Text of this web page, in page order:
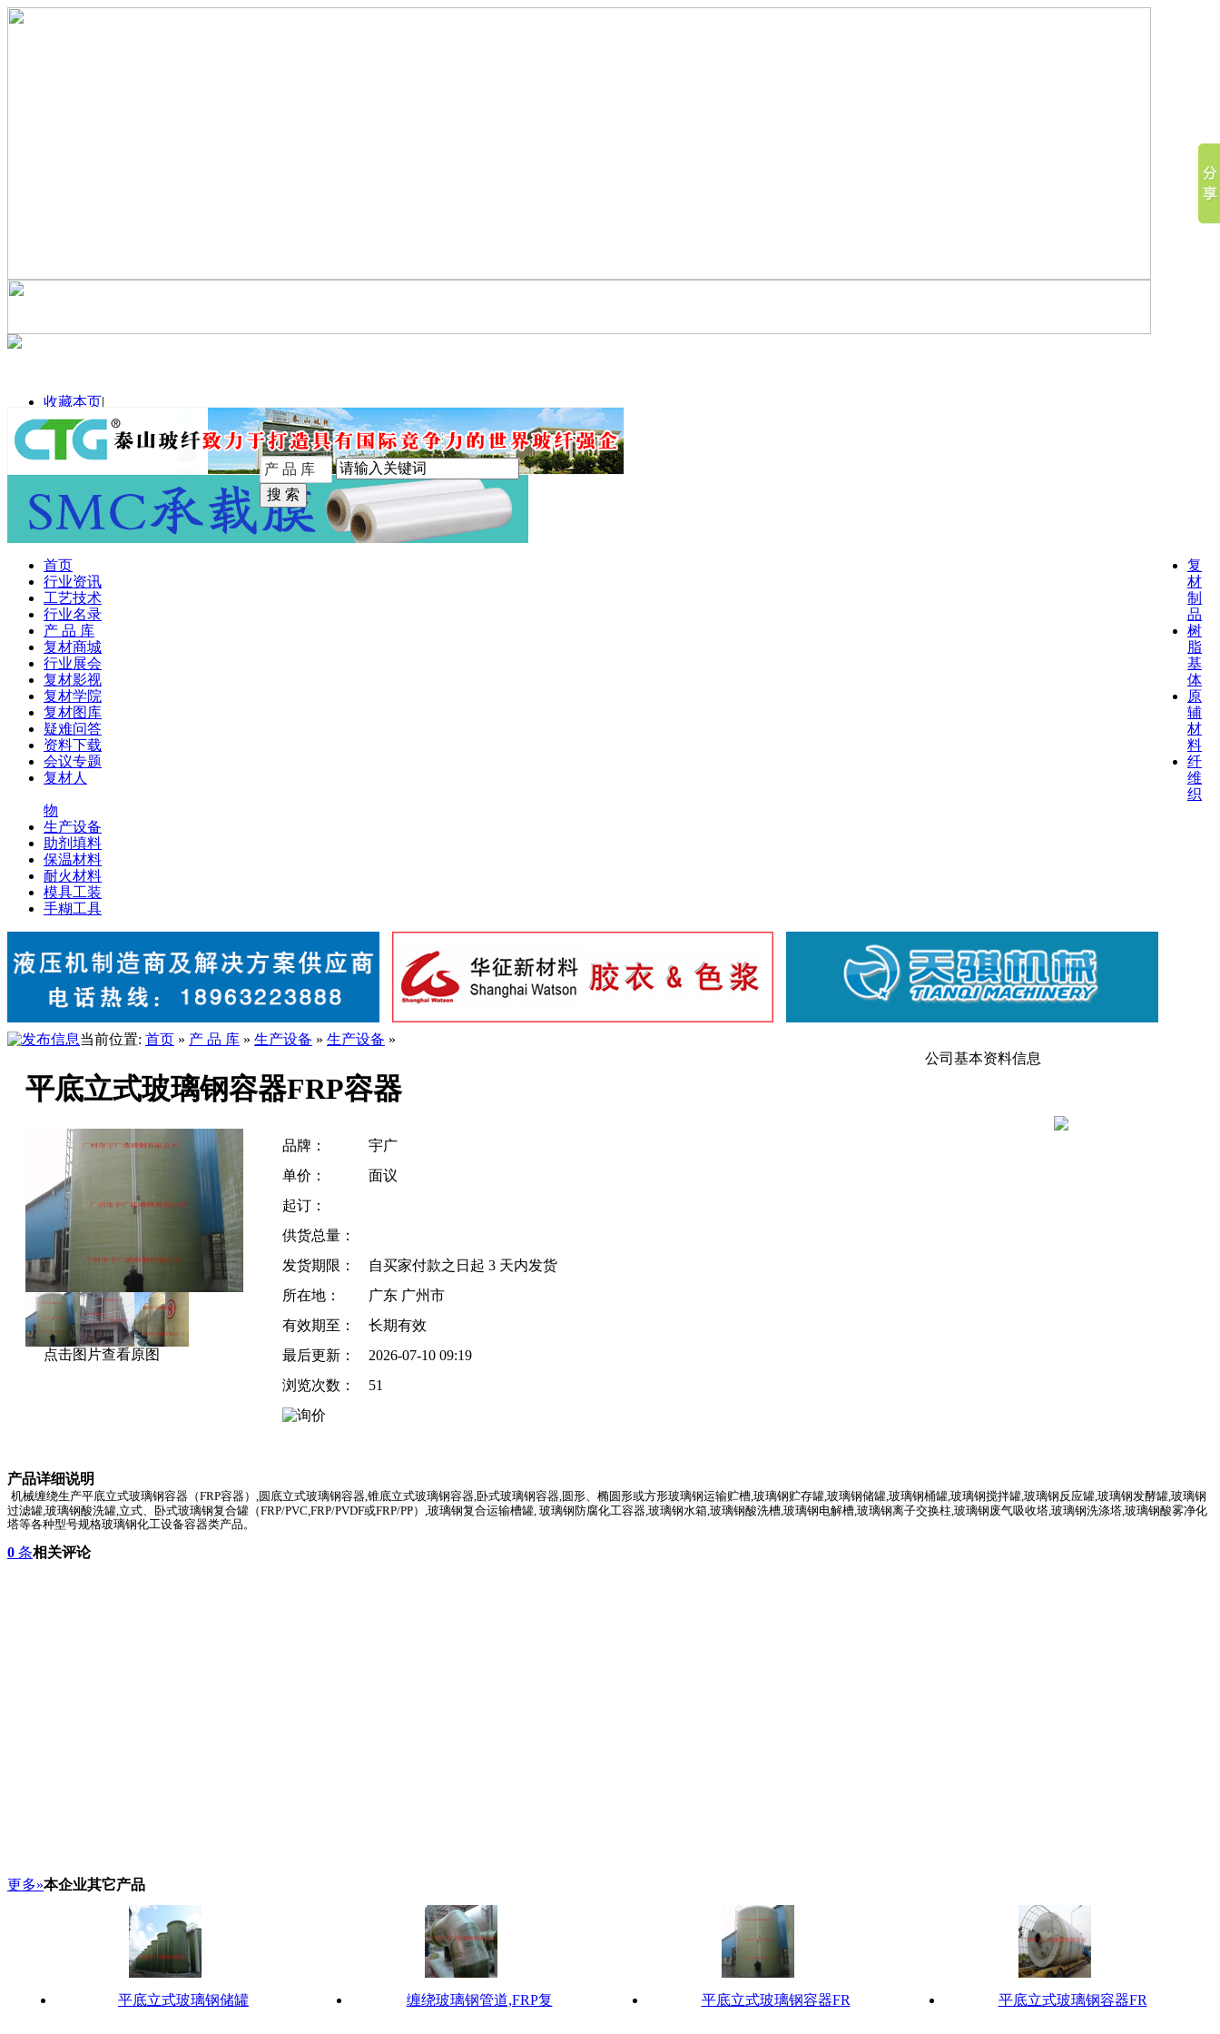
收藏本页|
手机版
首页
行业资讯
工艺技术
行业名录
产 品 库
复材商城
行业展会
复材影视
复材学院
复材图库
疑难问答
资料下载
会议专题
复材人
复
材
制
品
树
脂
基
体
原
辅
材
料
纤
维
织
物
生产设备
助剂填料
保温材料
耐火材料
模具工装
手糊工具
当前位置: 首页 » 产 品 库 » 生产设备 » 生产设备 »
平底立式玻璃钢容器FRP容器
点击图片查看原图
品牌：
宇广
单价：
面议
起订：
供货总量：
发货期限：
自买家付款之日起 3 天内发货
所在地：
广东 广州市
有效期至：
长期有效
最后更新：
2026-07-10 09:19
浏览次数：
51
公司基本资料信息
产品详细说明
机械缠绕生产平底立式玻璃钢容器（FRP容器） ,圆底立式玻璃钢容器,锥底立式玻璃钢容器,卧式玻璃钢容器,圆形、椭圆形或方形玻璃钢运输贮槽,玻璃钢贮存罐,玻璃钢储罐,玻璃钢桶罐,玻璃钢搅拌罐,玻璃钢反应罐,玻璃钢发酵罐,玻璃钢
过滤罐,玻璃钢酸洗罐,立式、卧式玻璃钢复合罐（FRP/PVC,FRP/PVDF或FRP/PP） ,玻璃钢复合运输槽罐, 玻璃钢防腐化工容器,玻璃钢水箱,玻璃钢酸洗槽,玻璃钢电解槽,玻璃钢离子交换柱,玻璃钢废气吸收塔,玻璃钢洗涤塔,玻璃钢酸雾净化
塔等各种型号规格玻璃钢化工设备容器类产品。
0 条相关评论
更多»本企业其它产品
平底立式玻璃钢储罐 缠绕玻璃钢管道,FRP复 平底立式玻璃钢容器FR 平底立式玻璃钢容器FR